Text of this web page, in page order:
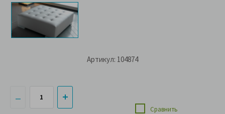
Артикул: 104874
Сравнить